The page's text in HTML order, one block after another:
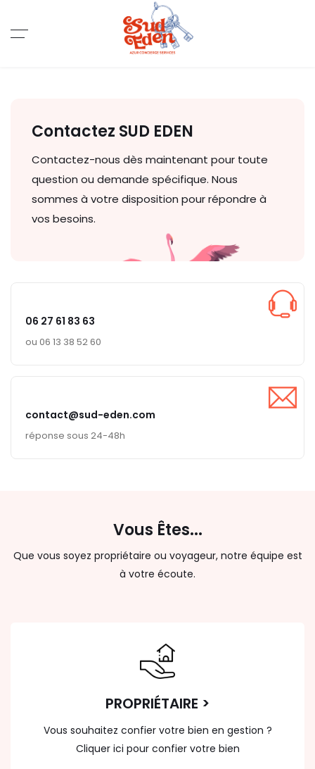
Contactez SUD EDEN
Contactez-nous dès maintenant pour toute
question ou demande spécifique. Nous
sommes à votre disposition pour répondre à
vos besoins.
06 27 61 83 63
ou 06 13 38 52 60
contact@sud-eden.com
réponse sous 24-48h
Vous Êtes...
Que vous soyez propriétaire ou voyageur, notre équipe est
à votre écoute.
PROPRIÉTAIRE >
Vous souhaitez confier votre bien en gestion ?
Cliquer ici pour confier votre bien